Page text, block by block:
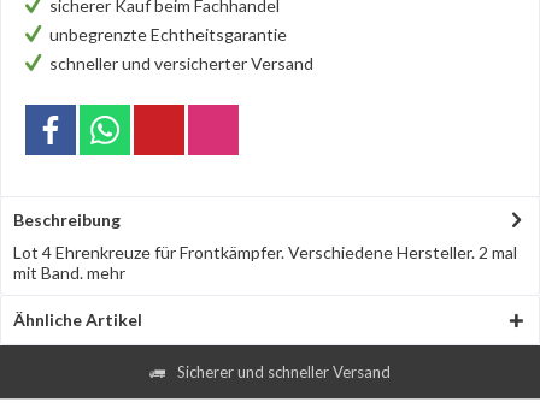
sicherer Kauf beim Fachhandel
unbegrenzte Echtheitsgarantie
schneller und versicherter Versand
Beschreibung
Lot 4 Ehrenkreuze für Frontkämpfer. Verschiedene Hersteller. 2 mal
mit Band.mehr
Ähnliche Artikel
Sicherer und schneller Versand